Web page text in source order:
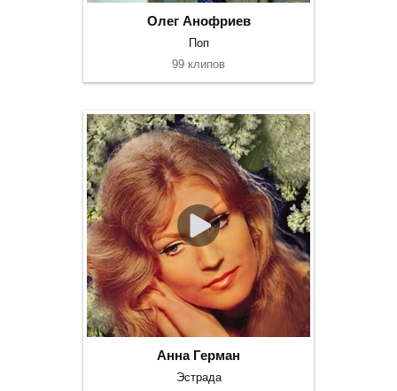
Олег Анофриев
Поп
99 клипов
Анна Герман
Эстрада